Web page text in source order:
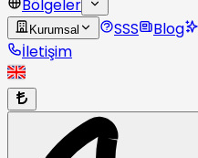
Bölgeler
Kurumsal SSS Blog
İletişim